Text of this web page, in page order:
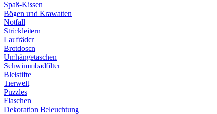
Spaß-Kissen
Bögen und Krawatten
Notfall
Strickleitern
Laufräder
Brotdosen
Umhängetaschen
Schwimmbadfilter
Bleistifte
Tierwelt
Puzzles
Flaschen
Dekoration Beleuchtung